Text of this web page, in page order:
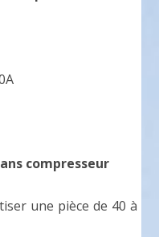
compresseur
une pièce de 40 à